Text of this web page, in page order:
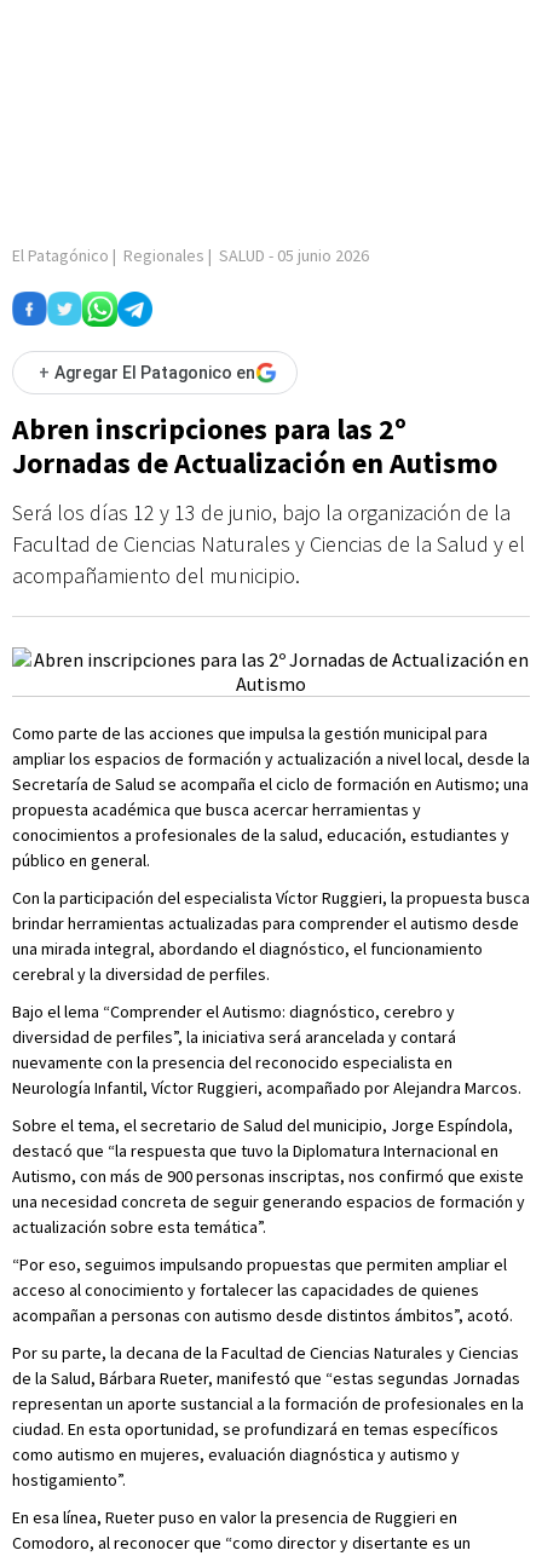
El Patagónico | Regionales | SALUD - 05 junio 2026
+ Agregar El Patagonico en
Abren inscripciones para las 2º
Jornadas de Actualización en Autismo
Será los días 12 y 13 de junio, bajo la organización de la
Facultad de Ciencias Naturales y Ciencias de la Salud y el
acompañamiento del municipio.
Como parte de las acciones que impulsa la gestión municipal para
ampliar los espacios de formación y actualización a nivel local, desde la
Secretaría de Salud se acompaña el ciclo de formación en Autismo; una
propuesta académica que busca acercar herramientas y
conocimientos a profesionales de la salud, educación, estudiantes y
público en general.
Con la participación del especialista Víctor Ruggieri, la propuesta busca
brindar herramientas actualizadas para comprender el autismo desde
una mirada integral, abordando el diagnóstico, el funcionamiento
cerebral y la diversidad de perfiles.
Bajo el lema “Comprender el Autismo: diagnóstico, cerebro y
diversidad de perfiles”, la iniciativa será arancelada y contará
nuevamente con la presencia del reconocido especialista en
Neurología Infantil, Víctor Ruggieri, acompañado por Alejandra Marcos.
Sobre el tema, el secretario de Salud del municipio, Jorge Espíndola,
destacó que “la respuesta que tuvo la Diplomatura Internacional en
Autismo, con más de 900 personas inscriptas, nos confirmó que existe
una necesidad concreta de seguir generando espacios de formación y
actualización sobre esta temática”.
“Por eso, seguimos impulsando propuestas que permiten ampliar el
acceso al conocimiento y fortalecer las capacidades de quienes
acompañan a personas con autismo desde distintos ámbitos”, acotó.
Por su parte, la decana de la Facultad de Ciencias Naturales y Ciencias
de la Salud, Bárbara Rueter, manifestó que “estas segundas Jornadas
representan un aporte sustancial a la formación de profesionales en la
ciudad. En esta oportunidad, se profundizará en temas específicos
como autismo en mujeres, evaluación diagnóstica y autismo y
hostigamiento”.
En esa línea, Rueter puso en valor la presencia de Ruggieri en
Comodoro, al reconocer que “como director y disertante es un